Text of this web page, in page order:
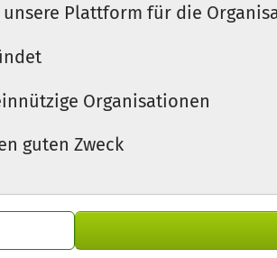
Plattform für die
Organisationen
guten Zweck